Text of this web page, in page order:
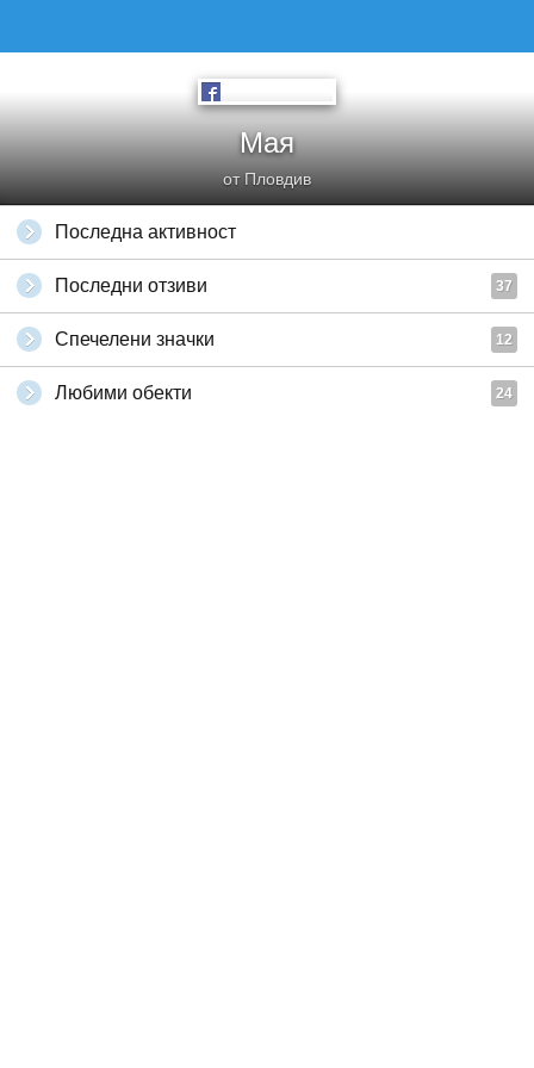
Мая
от Пловдив
Последна активност
Последни отзиви 37
Спечелени значки 12
Любими обекти 24